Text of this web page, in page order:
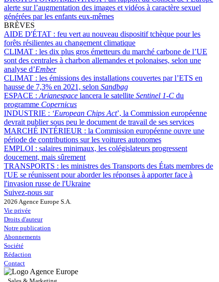
alerte sur l’augmentation des images et vidéos à caractère sexuel
générées par les enfants eux-mêmes
BRÈVES
AIDE D'ÉTAT : feu vert au nouveau dispositif tchèque pour les
forêts résilientes au changement climatique
CLIMAT : les dix plus gros émetteurs du marché carbone de l’UE
sont des centrales à charbon allemandes et polonaises, selon une
analyse d’Ember
CLIMAT : les émissions des installations couvertes par l’ETS en
hausse de 7,3% en 2021, selon Sandbag
ESPACE : Arianespace lancera le satellite Sentinel 1-C du
programme Copernicus
INDUSTRIE : ‘European Chips Act’, la Commission européenne
devrait publier sous peu le document de travail de ses services
MARCHÉ INTÉRIEUR : la Commission européenne ouvre une
période de contributions sur les voitures autonomes
EMPLOI : salaires minimaux, les colégislateurs progressent
doucement, mais sûrement
TRANSPORTS : les ministres des Transports des États membres de
l'UE se réunissent pour aborder les réponses à apporter face à
l'invasion russe de l'Ukraine
Suivez-nous sur
2026 Agence Europe S.A.
Vie privée
Droits d'auteur
Notre publication
Abonnements
Société
Rédaction
Contact